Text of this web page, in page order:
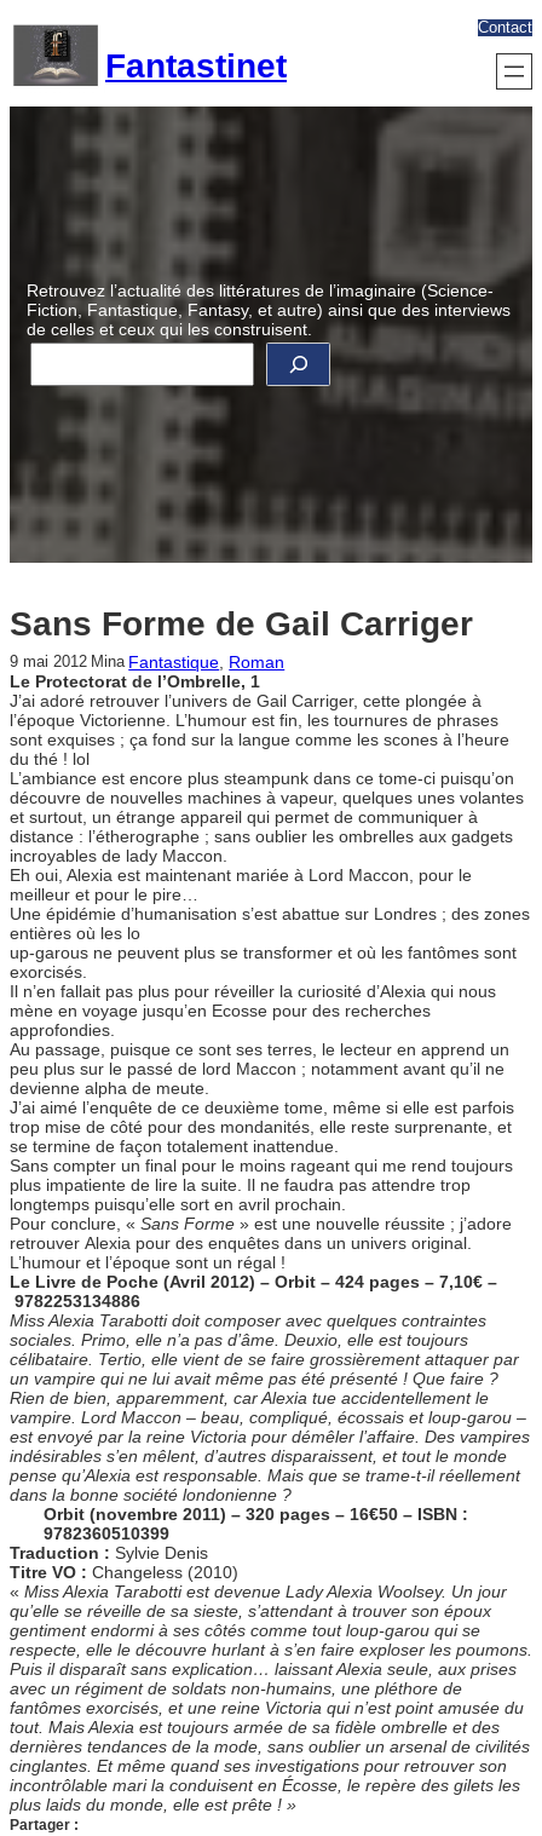
contenu
Fantastinet
Contact
Retrouvez l’actualité des littératures de l’imaginaire (Science-
Fiction, Fantastique, Fantasy, et autre) ainsi que des interviews
de celles et ceux qui les construisent.
R
c
c
e
Sans Forme de Gail Carriger
9 mai 2012 Mina Fantastique, Roman
Le Protectorat de l’Ombrelle, 1
J’ai adoré retrouver l’univers de Gail Carriger, cette plongée à
l’époque Victorienne. L’humour est fin, les tournures de phrases
sont exquises ; ça fond sur la langue comme les scones à l’heure
du thé ! lol
L’ambiance est encore plus steampunk dans ce tome-ci puisqu’on
découvre de nouvelles machines à vapeur, quelques unes volantes
et surtout, un étrange appareil qui permet de communiquer à
distance : l’étherographe ; sans oublier les ombrelles aux gadgets
incroyables de lady Maccon.
Eh oui, Alexia est maintenant mariée à Lord Maccon, pour le
meilleur et pour le pire…
Une épidémie d’humanisation s’est abattue sur Londres ; des zones
entières où les lo
up-garous ne peuvent plus se transformer et où les fantômes sont
exorcisés.
Il n’en fallait pas plus pour réveiller la curiosité d’Alexia qui nous
mène en voyage jusqu’en Ecosse pour des recherches
approfondies.
Au passage, puisque ce sont ses terres, le lecteur en apprend un
peu plus sur le passé de lord Maccon ; notamment avant qu’il ne
devienne alpha de meute.
J’ai aimé l’enquête de ce deuxième tome, même si elle est parfois
trop mise de côté pour des mondanités, elle reste surprenante, et
se termine de façon totalement inattendue.
Sans compter un final pour le moins rageant qui me rend toujours
plus impatiente de lire la suite. Il ne faudra pas attendre trop
longtemps puisqu’elle sort en avril prochain.
Pour conclure, « Sans Forme » est une nouvelle réussite ; j’adore
retrouver Alexia pour des enquêtes dans un univers original.
L’humour et l’époque sont un régal !
Le Livre de Poche (Avril 2012) – Orbit – 424 pages – 7,10€ –
9782253134886
Miss Alexia Tarabotti doit composer avec quelques contraintes
sociales. Primo, elle n’a pas d’âme. Deuxio, elle est toujours
célibataire. Tertio, elle vient de se faire grossièrement attaquer par
un vampire qui ne lui avait même pas été présenté ! Que faire ?
Rien de bien, apparemment, car Alexia tue accidentellement le
vampire. Lord Maccon – beau, compliqué, écossais et loup-garou –
est envoyé par la reine Victoria pour démêler l’affaire. Des vampires
indésirables s’en mêlent, d’autres disparaissent, et tout le monde
pense qu’Alexia est responsable. Mais que se trame-t-il réellement
dans la bonne société londonienne ?
Orbit (novembre 2011) – 320 pages – 16€50 – ISBN :
9782360510399
Traduction : Sylvie Denis
Titre VO : Changeless (2010)
« Miss Alexia Tarabotti est devenue Lady Alexia Woolsey. Un jour
qu’elle se réveille de sa sieste, s’attendant à trouver son époux
gentiment endormi à ses côtés comme tout loup-garou qui se
respecte, elle le découvre hurlant à s’en faire exploser les poumons.
Puis il disparaît sans explication… laissant Alexia seule, aux prises
avec un régiment de soldats non-humains, une pléthore de
fantômes exorcisés, et une reine Victoria qui n’est point amusée du
tout. Mais Alexia est toujours armée de sa fidèle ombrelle et des
dernières tendances de la mode, sans oublier un arsenal de civilités
cinglantes. Et même quand ses investigations pour retrouver son
incontrôlable mari la conduisent en Écosse, le repère des gilets les
plus laids du monde, elle est prête ! »
Partager :